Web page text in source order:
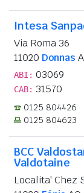
Intesa
Via Roma 36
11020 Donnas
ABI: 03069
CAB: 31570
0125 804426
0125 804623
BCC
Valdotaine
Localita' Chez